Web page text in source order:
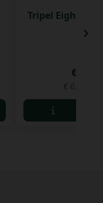
Tripel Eight 888
€ 2,21
€ 6,70
›